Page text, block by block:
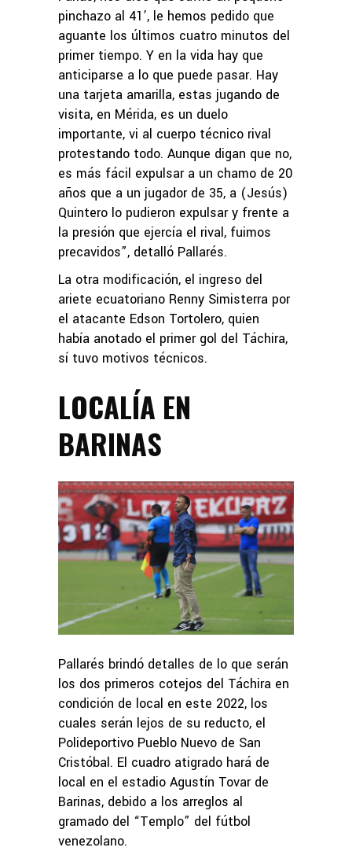
pinchazo al 41’, le hemos pedido que
aguante los últimos cuatro minutos del
primer tiempo. Y en la vida hay que
anticiparse a lo que puede pasar. Hay
una tarjeta amarilla, estas jugando de
visita, en Mérida, es un duelo
importante, vi al cuerpo técnico rival
protestando todo. Aunque digan que no,
es más fácil expulsar a un chamo de 20
años que a un jugador de 35, a (Jesús)
Quintero lo pudieron expulsar y frente a
la presión que ejercía el rival, fuimos
precavidos”, detalló Pallarés.
La otra modificación, el ingreso del
ariete ecuatoriano Renny Simisterra por
el atacante Edson Tortolero, quien
había anotado el primer gol del Táchira,
sí tuvo motivos técnicos.
LOCALÍA EN
BARINAS
Pallarés brindó detalles de lo que serán
los dos primeros cotejos del Táchira en
condición de local en este 2022, los
cuales serán lejos de su reducto, el
Polideportivo Pueblo Nuevo de San
Cristóbal. El cuadro atigrado hará de
local en el estadio Agustín Tovar de
Barinas, debido a los arreglos al
gramado del “Templo” del fútbol
venezolano.